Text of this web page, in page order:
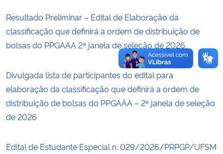
Resultado Preliminar – Edital de Elaboração da
classificação que definirá a ordem de distribuição de
bolsas do PPGAAA 2ª janela de seleção de 2026.
Divulgada lista de participantes do edital para
elaboração da classificação que definirá a ordem de
distribuição de bolsas do PPGAAA – 2ª janela de seleção
de 2026
Edital de Estudante Especial n. 029/2026/PRPGP/UFSM